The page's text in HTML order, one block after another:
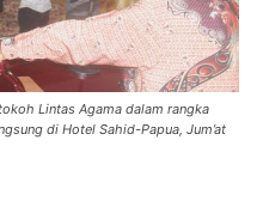
Lintas Agama dalam rangka
di Hotel Sahid-Papua, Jum’at